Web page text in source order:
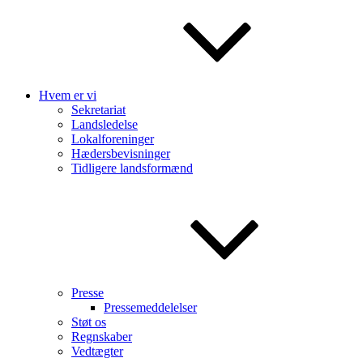
Hvem er vi
Sekretariat
Landsledelse
Lokalforeninger
Hædersbevisninger
Tidligere landsformænd
Presse
Pressemeddelelser
Støt os
Regnskaber
Vedtægter